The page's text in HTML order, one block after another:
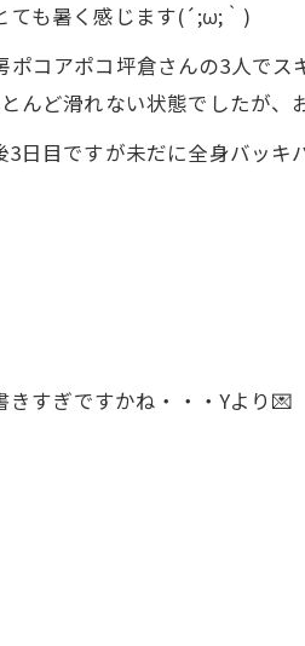
ても暑く感じます(´;ω;｀)
ポコアポコ坪倉さんの3人でス
んど滑れない状態でしたが
3日目ですが未だに全身バッ
きすぎですかね・・・Yより💌